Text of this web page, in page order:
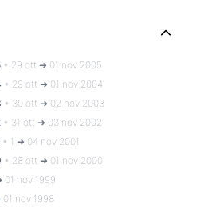
• 29 ott ➜ 01 nov 2005
• 29 ott ➜ 01 nov 2004
• 30 ott ➜ 02 nov 2003
• 31 ott ➜ 03 nov 2002
• 1 ➜ 04 nov 2001
• 28 ott ➜ 01 nov 2000
nov 1999
nov 1998